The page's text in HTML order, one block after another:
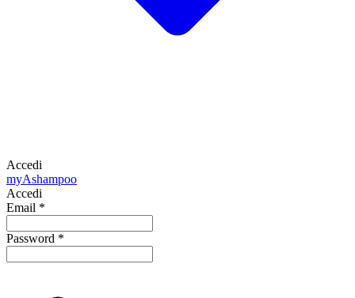
Accedi
myAshampoo
Accedi
Email *
Password *